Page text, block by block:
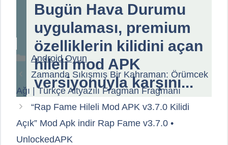
Bugün Hava Durumu
uygulaması, premium
özelliklerin kilidini açan
hileli mod APK
versiyonuyla karşını...
Kategoriler
Android Oyun
Zamanda Sıkışmış Bir Kahraman: Örümcek
Ağı | Türkçe Altyazılı Fragman Fragmanı
“Rap Fame Hileli Mod APK v3.7.0 Kilidi
Açık” Mod Apk indir Rap Fame v3.7.0 •
UnlockedAPK